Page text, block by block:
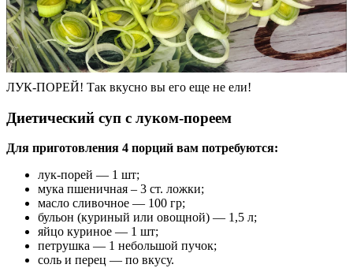
ЛУК-ПОРЕЙ! Так вкусно вы его еще не ели!
Диетический суп с луком-пореем
Для приготовления 4 порций вам потребуются:
лук-порей — 1 шт;
мука пшеничная ‒ 3 ст. ложки;
масло сливочное — 100 гр;
бульон (куриный или овощной) — 1,5 л;
яйцо куриное — 1 шт;
петрушка — 1 небольшой пучок;
соль и перец — по вкусу.